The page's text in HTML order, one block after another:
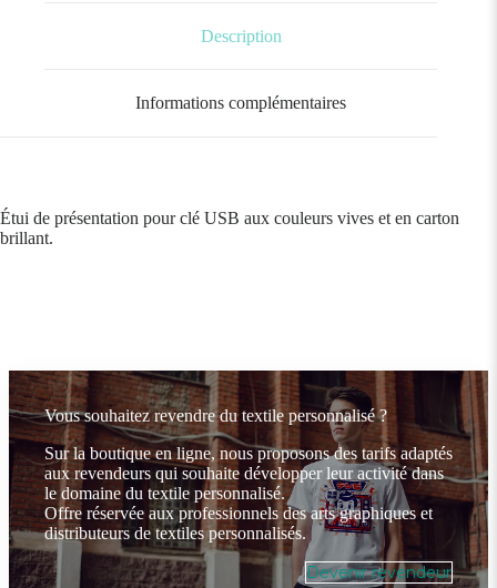
Description
Informations complémentaires
Étui de présentation pour clé USB aux couleurs vives et en carton
brillant.
Vous souhaitez revendre du textile personnalisé ?
Sur la boutique en ligne, nous proposons des tarifs adaptés
aux revendeurs qui souhaite développer leur activité dans
le domaine du textile personnalisé.
Offre réservée aux professionnels des arts graphiques et
distributeurs de textiles personnalisés.
Devenir revendeur